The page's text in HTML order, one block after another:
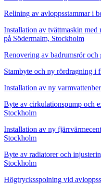
Relining av avloppsstammar i
Installation av tvättmaskin med
på Södermalm, Stockholm
Renovering av badrumsrör
Stambyte och ny rördragning i
Installation av ny
Byte av cirkulationspump och
Stockholm
Installation av ny
Stockholm
Byte av radiatorer och
Stockholm
Högtrycksspolning vid